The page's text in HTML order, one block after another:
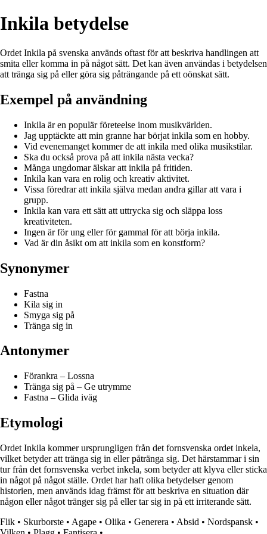
Inkila betydelse
Ordet Inkila på svenska används oftast för att beskriva handlingen att
smita eller komma in på något sätt. Det kan även användas i betydelsen
att tränga sig på eller göra sig påträngande på ett oönskat sätt.
Exempel på användning
Inkila är en populär företeelse inom musikvärlden.
Jag upptäckte att min granne har börjat inkila som en hobby.
Vid evenemanget kommer de att inkila med olika musikstilar.
Ska du också prova på att inkila nästa vecka?
Många ungdomar älskar att inkila på fritiden.
Inkila kan vara en rolig och kreativ aktivitet.
Vissa föredrar att inkila själva medan andra gillar att vara i
grupp.
Inkila kan vara ett sätt att uttrycka sig och släppa loss
kreativiteten.
Ingen är för ung eller för gammal för att börja inkila.
Vad är din åsikt om att inkila som en konstform?
Synonymer
Fastna
Kila sig in
Smyga sig på
Tränga sig in
Antonymer
Förankra – Lossna
Tränga sig på – Ge utrymme
Fastna – Glida iväg
Etymologi
Ordet Inkila kommer ursprungligen från det fornsvenska ordet inkela,
vilket betyder att tränga sig in eller påtränga sig. Det härstammar i sin
tur från det fornsvenska verbet inkela, som betyder att klyva eller sticka
in något på något ställe. Ordet har haft olika betydelser genom
historien, men används idag främst för att beskriva en situation där
någon eller något tränger sig på eller tar sig in på ett irriterande sätt.
Flik • Skurborste • Agape • Olika • Generera • Absid • Nordspansk •